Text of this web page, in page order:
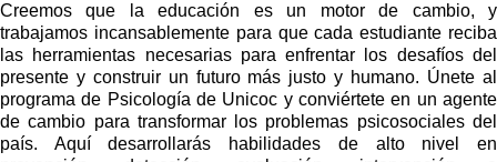
Creemos que la educación es un motor de cambio, y
trabajamos incansablemente para que cada estudiante reciba
las herramientas necesarias para enfrentar los desafíos del
presente y construir un futuro más justo y humano. Únete al
programa de Psicología de Unicoc y conviértete en un agente
de cambio para transformar los problemas psicosociales del
país. Aquí desarrollarás habilidades de alto nivel en